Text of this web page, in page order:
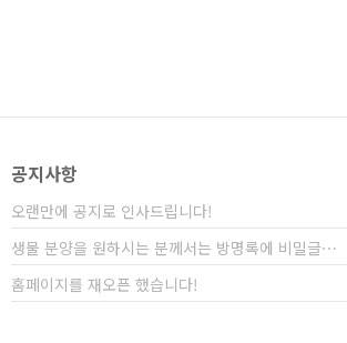
보여 주었습니다. 따라서 공개와 함께 자동차 시장이 큰
신차 이상의 관심을 불러일으켰다고 ..
공지사항
오랜만에 공지로 인사드립니다!
생물 분양을 원하시는 분께서는 방명록에 비밀글⋯
홈페이지를 재오픈 했습니다!